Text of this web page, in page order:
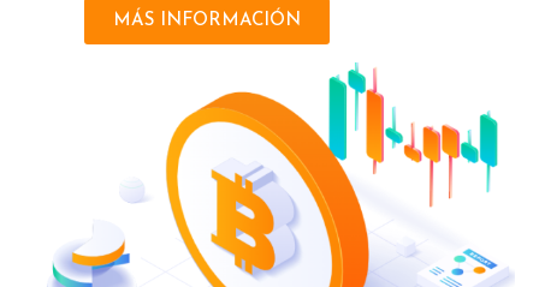
MÁS INFORMACIÓN